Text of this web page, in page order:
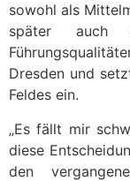
sowohl als
später auch
Dresden und
Feldes ein.
„Es fällt mir
diese
den